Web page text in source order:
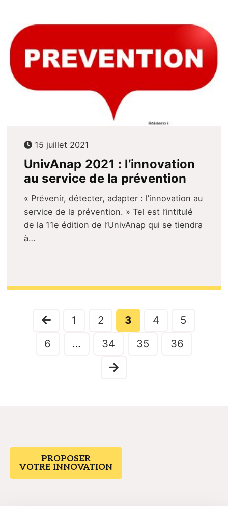
15 juillet 2021
UnivAnap 2021 : l’innovation
au service de la prévention
« Prévenir, détecter, adapter : l’innovation au
service de la prévention. » Tel est l’intitulé
de la 11e édition de l’UnivAnap qui se tiendra
à…
1 2 3 4
5
6
… 34 35 36
PROPOSER
VOTRE INNOVATION